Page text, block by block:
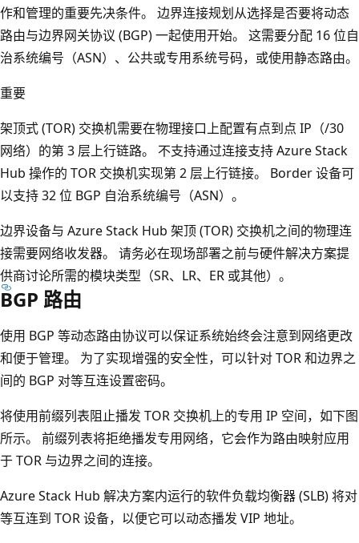
作和管理的重要先决条件。 边界连接规划从选择是否要将动态
路由与边界网关协议 (BGP) 一起使用开始。 这需要分配 16 位自
治系统编号（ASN）、公共或专用系统号码，或使用静态路由。
重要
架顶式 (TOR) 交换机需要在物理接口上配置有点到点 IP（/30
网络）的第 3 层上行链路。 不支持通过连接支持 Azure Stack
Hub 操作的 TOR 交换机实现第 2 层上行链接。 Border 设备可
以支持 32 位 BGP 自治系统编号（ASN）。
边界设备与 Azure Stack Hub 架顶 (TOR) 交换机之间的物理连
接需要网络收发器。 请务必在现场部署之前与硬件解决方案提
供商讨论所需的模块类型（SR、LR、ER 或其他）。
BGP 路由
使用 BGP 等动态路由协议可以保证系统始终会注意到网络更改
和便于管理。 为了实现增强的安全性，可以针对 TOR 和边界之
间的 BGP 对等互连设置密码。
将使用前缀列表阻止播发 TOR 交换机上的专用 IP 空间，如下图
所示。 前缀列表将拒绝播发专用网络，它会作为路由映射应用
于 TOR 与边界之间的连接。
Azure Stack Hub 解决方案内运行的软件负载均衡器 (SLB) 将对
等互连到 TOR 设备，以便它可以动态播发 VIP 地址。